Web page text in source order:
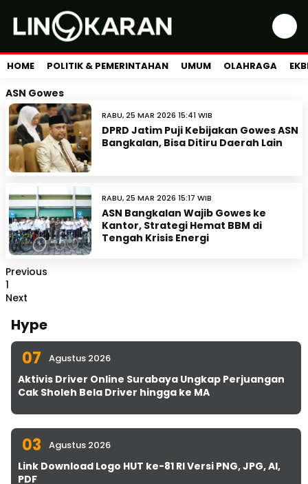
HOME POLITIK & PEMERINTAHAN UMUM OLAHRAGA
ASN Gowes
RABU, 25 MAR 2026 15:41 WIB
DPRD Jatim Puji Kebijakan Gowes ASN
Bangkalan, Bisa Ditiru Daerah Lain
RABU, 25 MAR 2026 15:17 WIB
ASN Bangkalan Wajib Gowes ke
Kantor, Strategi Hemat BBM di
Tengah Krisis Energi
Previous
1
Next
Hype
07 Agustus 2026
Aktivis Driver Online Surabaya Ungkap Perjuangan
Cak Sholeh Bela Driver hingga ke MA
03 Agustus 2026
Link Download Logo HUT ke-81 RI Versi PNG, JPG, AI,
PDF